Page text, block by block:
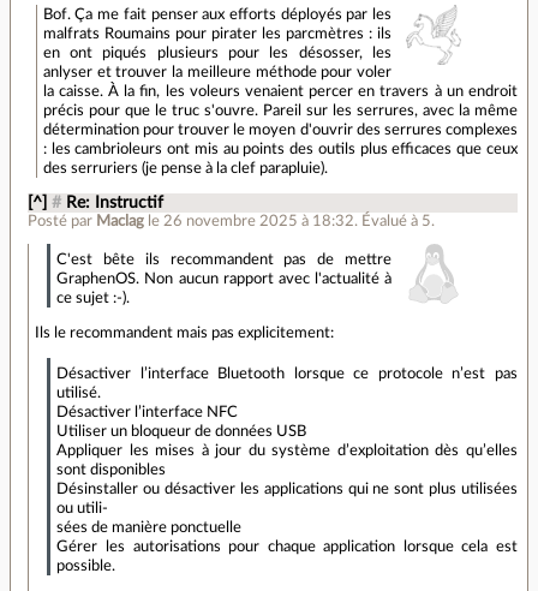
Bof. Ça me fait penser aux efforts déployés par les
malfrats Roumains pour pirater les parcmètres : ils
en ont piqués plusieurs pour les désosser, les
anlyser et trouver la meilleure méthode pour voler
la caisse. À la fin, les voleurs venaient percer en travers à un endroit
précis pour que le truc s'ouvre. Pareil sur les serrures, avec la même
détermination pour trouver le moyen d'ouvrir des serrures complexes
: les cambrioleurs ont mis au points des outils plus efficaces que ceux
des serruriers (je pense à la clef parapluie).
[^] # Re: Instructif
Posté par Maclag le 26 novembre 2025 à 18:32. Évalué à 5.
C'est bête ils recommandent pas de mettre
GraphenOS. Non aucun rapport avec l'actualité à
ce sujet :-).
Ils le recommandent mais pas explicitement:
Désactiver l’interface Bluetooth lorsque ce protocole n’est pas
utilisé.
Désactiver l’interface NFC
Utiliser un bloqueur de données USB
Appliquer les mises à jour du système d’exploitation dès qu’elles
sont disponibles
Désinstaller ou désactiver les applications qui ne sont plus utilisées
ou utili-
sées de manière ponctuelle
Gérer les autorisations pour chaque application lorsque cela est
possible.